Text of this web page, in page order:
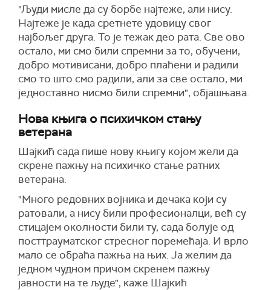
"Људи мисле да су борбе најтеже, али нису.
Најтеже је када сретнете удовицу свог
најбољег друга. То је тежак део рата. Све ово
остало, ми смо били спремни за то, обучени,
добро мотивисани, добро плаћени и радили
смо то што смо радили, али за све остало, ми
једноставно нисмо били спремни", објашњава.
Нова књига о психичком стању
ветерана
Шајкић сада пише нову књигу којом жели да
скрене пажњу на психичко стање ратних
ветерана.
"Много редовних војника и дечака који су
ратовали, а нису били професионалци, већ су
стицајем околности били ту, сада болује од
посттрауматског стресног поремећаја. И врло
мало се обраћа пажња на њих. Ја желим да
једном чудном причом скренем пажњу
јавности на те људе", каже Шајкић